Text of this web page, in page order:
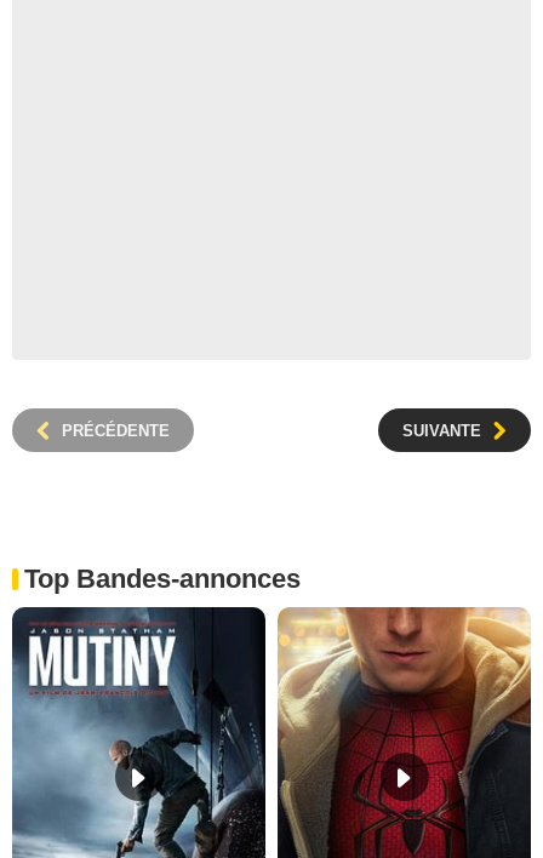
PRÉCÉDENTE SUIVANTE
Top Bandes-annonces